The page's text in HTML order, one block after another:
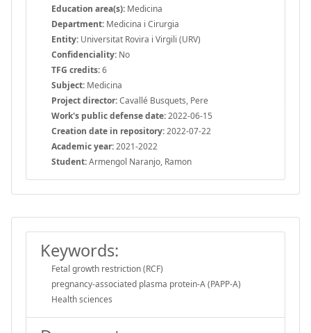
Education area(s): Medicina
Department: Medicina i Cirurgia
Entity: Universitat Rovira i Virgili (URV)
Confidenciality: No
TFG credits:6
Subject: Medicina
Project director:Cavallé Busquets, Pere
Work's public defense date:2022-06-15
Creation date in repository:2022-07-22
Academic year:2021-2022
Student:Armengol Naranjo, Ramon
Keywords:
Fetal growth restriction (RCF)
pregnancy-associated plasma protein-A (PAPP-A)
Health sciences